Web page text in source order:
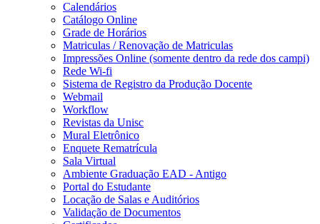
Calendários
Catálogo Online
Grade de Horários
Matriculas / Renovação de Matriculas
Impressões Online (somente dentro da rede dos campi)
Rede Wi-fi
Sistema de Registro da Produção Docente
Webmail
Workflow
Revistas da Unisc
Mural Eletrônico
Enquete Rematrícula
Sala Virtual
Ambiente Graduação EAD - Antigo
Portal do Estudante
Locação de Salas e Auditórios
Validação de Documentos